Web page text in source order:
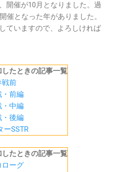
開催が10月となりました。過
催となった年がありました。
ていますので、よろしければ
たときの記事一覧
戦前
・前編
・中編
・後編
ーSSTR
たときの記事一覧
ローグ